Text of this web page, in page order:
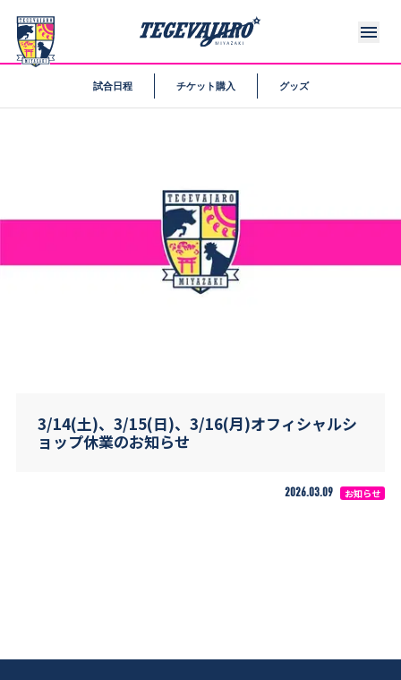
試合日程 チケット購入 グッズ
3/14(土)、3/15(日)、3/16(月)オフィシャルシ
ョップ休業のお知らせ
2026.03.09 お知らせ